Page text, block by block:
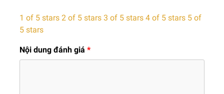
1 of 5 stars 2 of 5 stars 3 of 5 stars 4 of 5 stars 5 of
5 stars
Nội dung đánh giá *